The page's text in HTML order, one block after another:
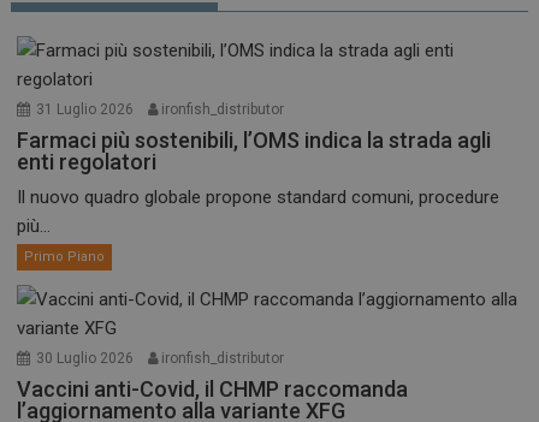
31 Luglio 2026 ironfish_distributor
Farmaci più sostenibili, l’OMS indica la strada agli
enti regolatori
Il nuovo quadro globale propone standard comuni, procedure
più...
Primo Piano
30 Luglio 2026 ironfish_distributor
Vaccini anti-Covid, il CHMP raccomanda
l’aggiornamento alla variante XFG